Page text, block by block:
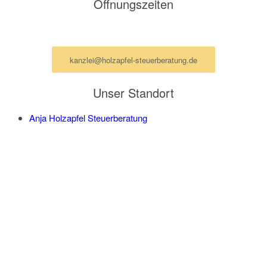
Öffnungszeiten
kanzlei@holzapfel-steuerberatung.de
Unser Standort
Anja Holzapfel Steuerberatung